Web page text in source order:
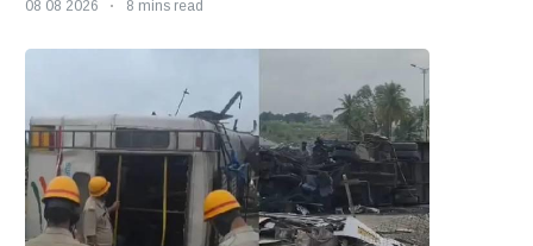
08 08 2026 8 mins read